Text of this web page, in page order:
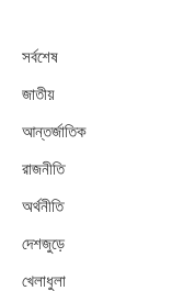
সর্বশেষ
জাতীয়
আন্তর্জাতিক
রাজনীতি
অর্থনীতি
দেশজুড়ে
খেলাধুলা